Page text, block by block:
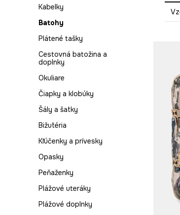
Kraťasy
Mikiny
Nohavice
Overaly
Plavky
Pyžamá
Rifle
Spodná bielizeň
Sukne
Lifestyle a tenisky
Balerínky
Mokasíny a poltopánky
Gumáky
Lodičky
Čižmy a členkové
topánky
Papuče
Kabelky
Batohy
Plátené tašky
Cestovná batožina a
doplnky
Okuliare
Čiapky a klobúky
Šály a šatky
Bižutéria
Kľúčenky a prívesky
Opasky
Peňaženky
Plážové uteráky
Plážové doplnky